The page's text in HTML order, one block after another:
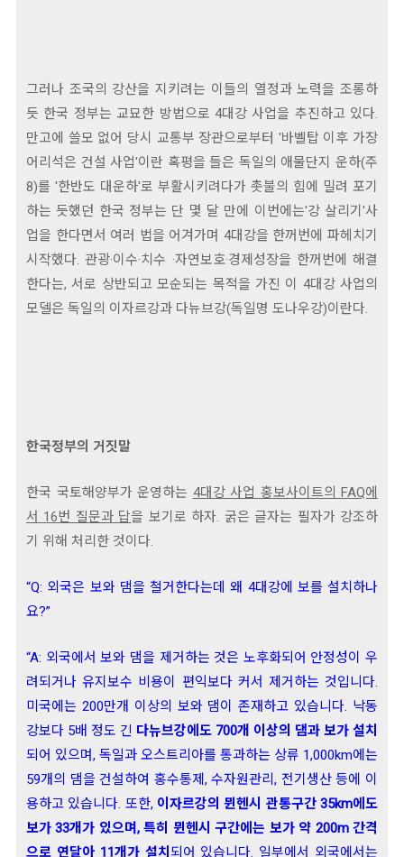
그러나 조국의 강산을 지키려는 이들의 열정과 노력을 조롱하
듯 한국 정부는 교묘한 방법으로 4대강 사업을 추진하고 있다.
만고에 쓸모 없어 당시 교통부 장관으로부터 '바벨탑 이후 가장
어리석은 건설 사업'이란 혹평을 들은 독일의 애물단지 운하(주
8)를 '한반도 대운하'로 부활시키려다가 촛불의 힘에 밀려 포기
하는 듯했던 한국 정부는 단 몇 달 만에 이번에는'강 살리기'사
업을 한다면서 여러 법을 어겨가며 4대강을 한꺼번에 파헤치기
시작했다. 관광·이수·치수 ·자연보호·경제성장을 한꺼번에 해결
한다는, 서로 상반되고 모순되는 목적을 가진 이 4대강 사업의
모델은 독일의 이자르강과 다뉴브강(독일명 도나우강)이란다.
한국정부의 거짓말
한국 국토해양부가 운영하는 4대강 사업 홍보사이트의 FAQ에
서 16번 질문과 답을 보기로 하자. 굵은 글자는 필자가 강조하
기 위해 처리한 것이다.
“Q: 외국은 보와 댐을 철거한다는데 왜 4대강에 보를 설치하나
요?”
“A: 외국에서 보와 댐을 제거하는 것은 노후화되어 안정성이 우
려되거나 유지보수 비용이 편익보다 커서 제거하는 것입니다.
미국에는 200만개 이상의 보와 댐이 존재하고 있습니다. 낙동
강보다 5배 정도 긴 다뉴브강에도 700개 이상의 댐과 보가 설치
되어 있으며, 독일과 오스트리아를 통과하는 상류 1,000km에는
59개의 댐을 건설하여 홍수통제, 수자원관리, 전기생산 등에 이
용하고 있습니다. 또한, 이자르강의 뮌헨시 관통구간 35km에도
보가 33개가 있으며, 특히 뮌헨시 구간에는 보가 약 200m 간격
으로 연달아 11개가 설치 되어 있습니다. 일부에서 외국에서는